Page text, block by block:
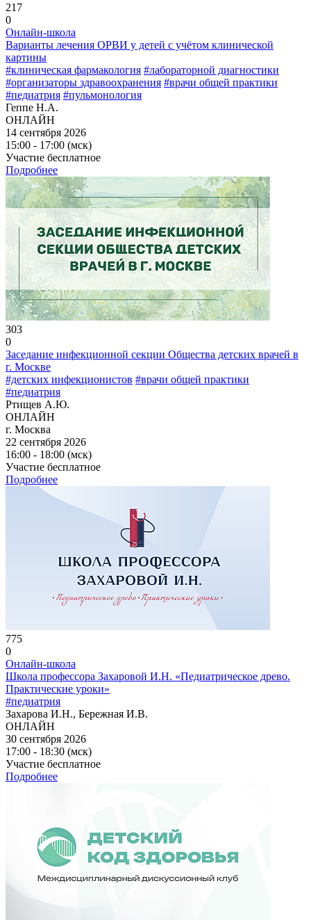
217
0
Онлайн-школа
Варианты лечения ОРВИ у детей с учётом клинической
картины
#клиническая фармакология #лабораторной диагностики
#организаторы здравоохранения #врачи общей практики
#педиатрия #пульмонология
Геппе Н.А.
ОНЛАЙН
14 сентября 2026
15:00 - 17:00 (мск)
Участие бесплатное
Подробнее
303
0
Заседание инфекционной секции Общества детских врачей в
г. Москве
#детских инфекционистов #врачи общей практики
#педиатрия
Ртищев А.Ю.
ОНЛАЙН
г. Москва
22 сентября 2026
16:00 - 18:00 (мск)
Участие бесплатное
Подробнее
775
0
Онлайн-школа
Школа профессора Захаровой И.Н. «Педиатрическое древо.
Практические уроки»
#педиатрия
Захарова И.Н., Бережная И.В.
ОНЛАЙН
30 сентября 2026
17:00 - 18:30 (мск)
Участие бесплатное
Подробнее